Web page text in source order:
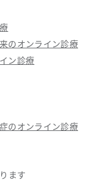
のオンライン診療
ン診療
のオンライン診療
ます